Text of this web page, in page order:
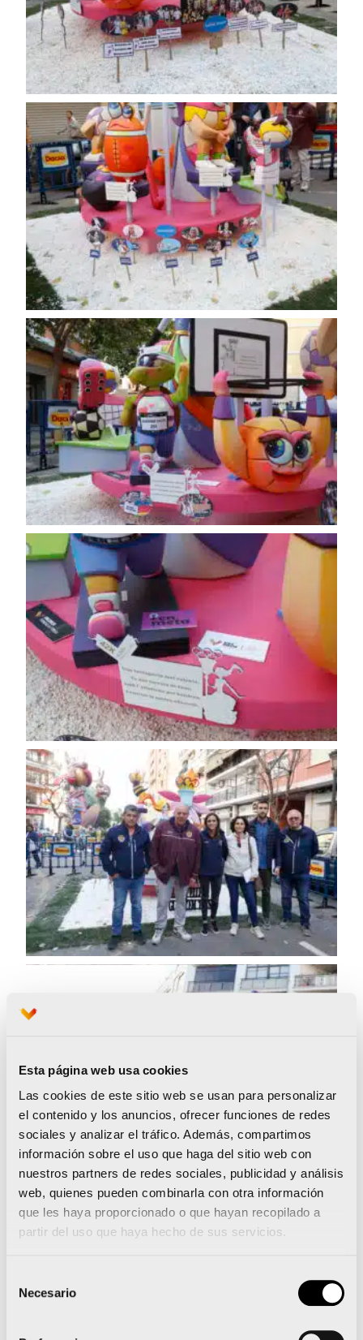
Esta página web usa cookies
Las cookies de este sitio web se usan para personalizar
el contenido y los anuncios, ofrecer funciones de redes
sociales y analizar el tráfico. Además, compartimos
información sobre el uso que haga del sitio web con
nuestros partners de redes sociales, publicidad y análisis
web, quienes pueden combinarla con otra información
que les haya proporcionado o que hayan recopilado a
partir del uso que haya hecho de sus servicios.
Necesario